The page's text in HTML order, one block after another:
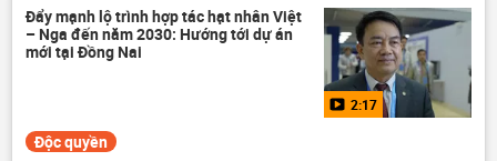
Bộ Quốc phòng Việt Nam
công nghiệp quốc phòng
Đẩy mạnh lộ trình hợp tác hạt nhân Việt
– Nga đến năm 2030: Hướng tới dự án
mới tại Đồng Nai
2:17
Độc quyền